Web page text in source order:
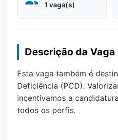
1 vaga(s)
Descrição da Vaga
Esta vaga também é
Deficiência (PCD).
incentivamos a
todos os perfis.